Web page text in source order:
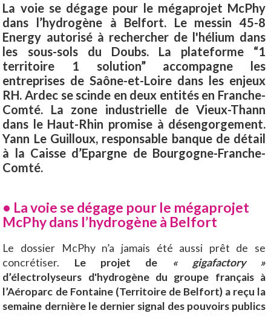
La voie se dégage pour le mégaprojet McPhy
dans l’hydrogène à Belfort. Le messin 45-8
Energy autorisé à rechercher de l'hélium dans
les sous-sols du Doubs. La plateforme “1
territoire 1 solution” accompagne les
entreprises de Saône-et-Loire dans les enjeux
RH. Ardec se scinde en deux entités en Franche-
Comté. La zone industrielle de Vieux-Thann
dans le Haut-Rhin promise à désengorgement.
Yann Le Guilloux, responsable banque de détail
à la Caisse d’Epargne de Bourgogne-Franche-
Comté.
• La voie se dégage pour le mégaprojet
McPhy dans l’hydrogène à Belfort
Le dossier McPhy n’a jamais été aussi prêt de se
concrétiser. Le projet de
« gigafactory »
d’électrolyseurs d'hydrogène du groupe français à
l’Aéroparc de Fontaine (Territoire de Belfort) a reçu la
semaine dernière le dernier signal des pouvoirs publics